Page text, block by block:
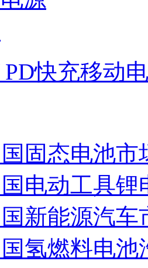
PD快充移动
固态电池
电动工具
新能源汽
氢燃料电